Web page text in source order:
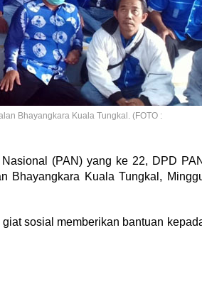
Bhayangkara Kuala Tungkal. (FOTO :
(PAN) yang ke 22, DPD
Bhayangkara Kuala Tungkal,
sosial memberikan bantuan